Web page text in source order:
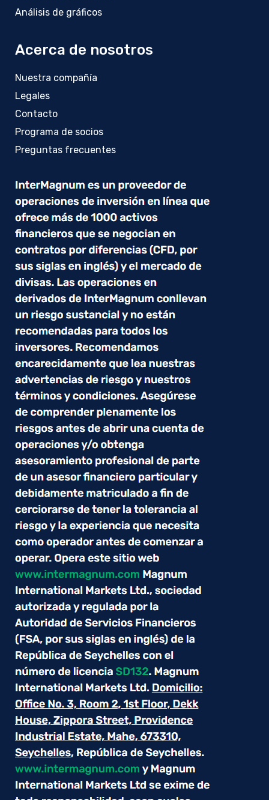
Análisis de gráficos
Acerca de nosotros
Nuestra compañía
Legales
Contacto
Programa de socios
Preguntas frecuentes